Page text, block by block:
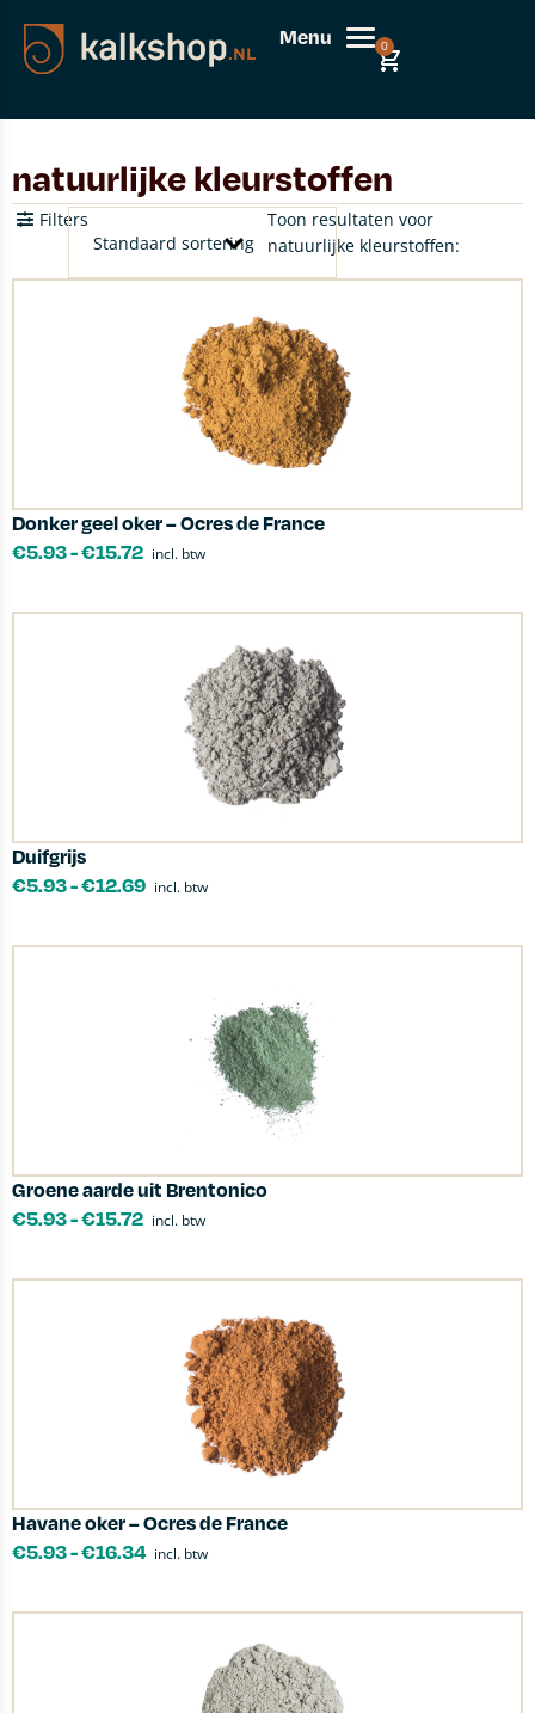
Menu 0
natuurlijke kleurstoffen
Toon resultaten voor
natuurlijke kleurstoffen:
Filters
Donker geel oker – Ocres de France
€5.93-€15.72 incl. btw
Duifgrijs
€5.93-€12.69 incl. btw
Groene aarde uit Brentonico
€5.93-€15.72 incl. btw
Havane oker – Ocres de France
€5.93-€16.34 incl. btw